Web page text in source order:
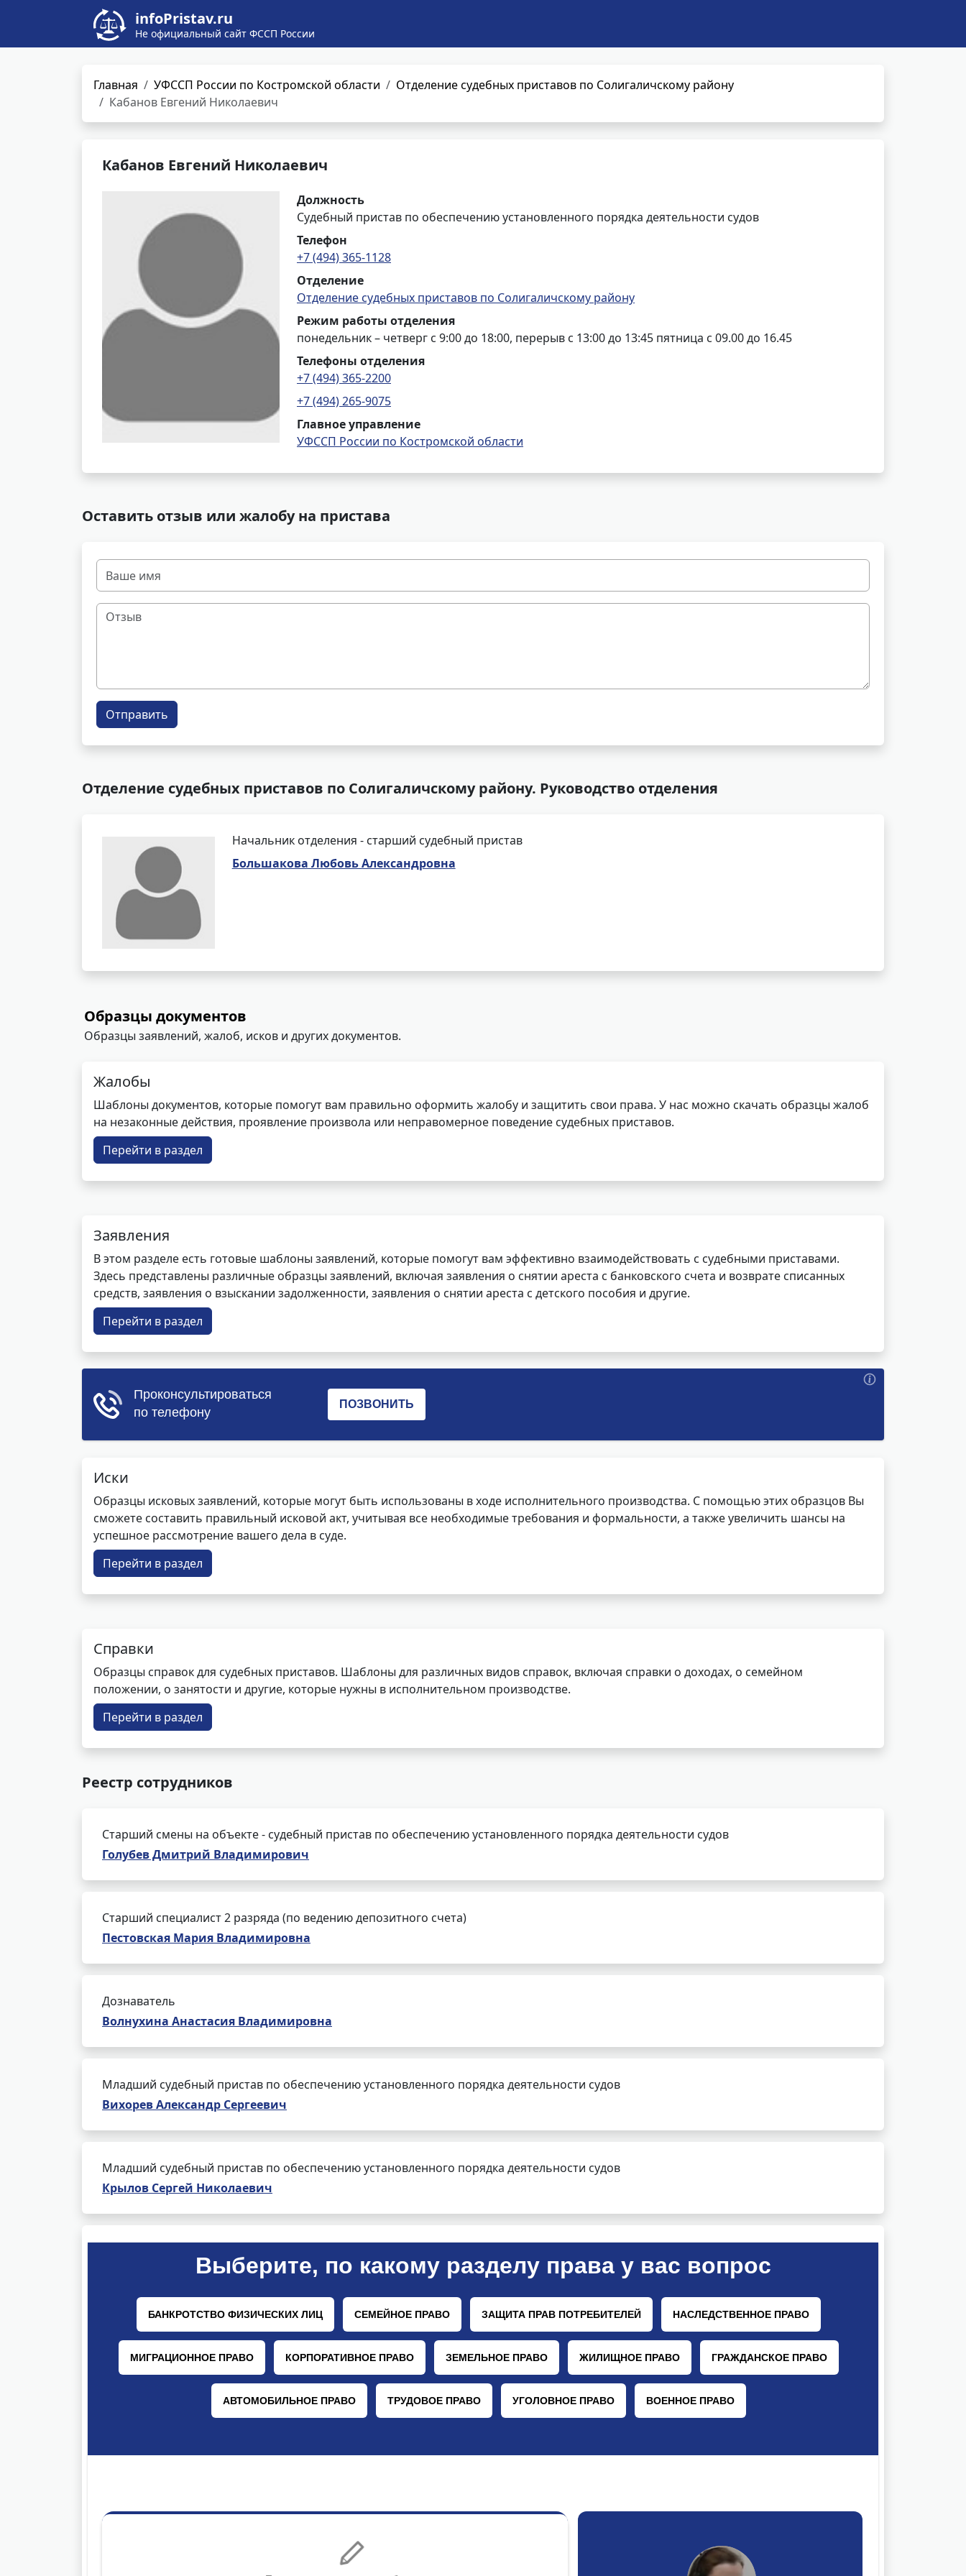
infoPristav.ru
Не официальный сайт ФССП России
Главная УФССП России по Костромской области
Отделение судебных приставов по Солигаличскому району
Кабанов Евгений Николаевич
Кабанов Евгений Николаевич
Должность
Судебный пристав по обеспечению установленного порядка деятельности судов
Телефон
+7 (494) 365-1128
Отделение
Отделение судебных приставов по Солигаличскому району
Режим работы отделения
понедельник – четверг с 9:00 до 18:00, перерыв с 13:00 до 13:45 пятница с 09.00 до 16.45
Телефоны отделения
+7 (494) 365-2200
+7 (494) 265-9075
Главное управление
УФССП России по Костромской области
Оставить отзыв или жалобу на пристава
Отправить
Отделение судебных приставов по Солигаличскому району. Руководство отделения
Начальник отделения - старший судебный пристав
Большакова Любовь Александровна
Образцы документов
Образцы заявлений, жалоб, исков и других документов.
Жалобы
Шаблоны документов, которые помогут вам правильно оформить жалобу и защитить свои права. У нас можно скачать образцы жалоб
на незаконные действия, проявление произвола или неправомерное поведение судебных приставов.
Перейти в раздел
Заявления
В этом разделе есть готовые шаблоны заявлений, которые помогут вам эффективно взаимодействовать с судебными приставами.
Здесь представлены различные образцы заявлений, включая заявления о снятии ареста с банковского счета и возврате списанных
средств, заявления о взыскании задолженности, заявления о снятии ареста с детского пособия и другие.
Перейти в раздел
Иски
Образцы исковых заявлений, которые могут быть использованы в ходе исполнительного производства. С помощью этих образцов Вы
сможете составить правильный исковой акт, учитывая все необходимые требования и формальности, а также увеличить шансы на
успешное рассмотрение вашего дела в суде.
Перейти в раздел
Справки
Образцы справок для судебных приставов. Шаблоны для различных видов справок, включая справки о доходах, о семейном
положении, о занятости и другие, которые нужны в исполнительном производстве.
Перейти в раздел
Реестр сотрудников
Старший смены на объекте - судебный пристав по обеспечению установленного порядка деятельности судов
Голубев Дмитрий Владимирович
Старший специалист 2 разряда (по ведению депозитного счета)
Пестовская Мария Владимировна
Дознаватель
Волнухина Анастасия Владимировна
Младший судебный пристав по обеспечению установленного порядка деятельности судов
Вихорев Александр Сергеевич
Младший судебный пристав по обеспечению установленного порядка деятельности судов
Крылов Сергей Николаевич